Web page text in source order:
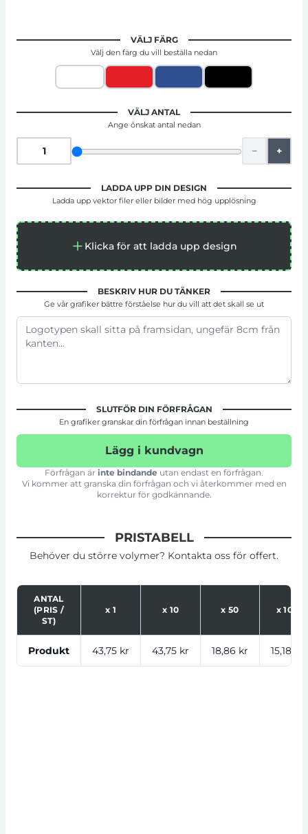
VÄLJ FÄRG
Välj den färg du vill beställa nedan
VÄLJ ANTAL
Ange önskat antal nedan
− +
LADDA UPP DIN DESIGN
Ladda upp vektor filer eller bilder med hög upplösning
Klicka för att ladda upp design
BESKRIV HUR DU TÄNKER
Ge vår grafiker bättre förståelse hur du vill att det skall se ut
SLUTFÖR DIN FÖRFRÅGAN
En grafiker granskar din förfrågan innan beställning
Lägg i kundvagn
Förfrågan är inte bindande utan endast en förfrågan.
Vi kommer att granska din förfrågan och vi återkommer med en
korrektur för godkännande.
PRISTABELL
Behöver du större volymer? Kontakta oss för offert.
ANTAL
(PRIS /
ST)
x 1 x 10 x 50 x100
Produkt 43,75 kr 43,75 kr 18,86 kr 15,18 kr